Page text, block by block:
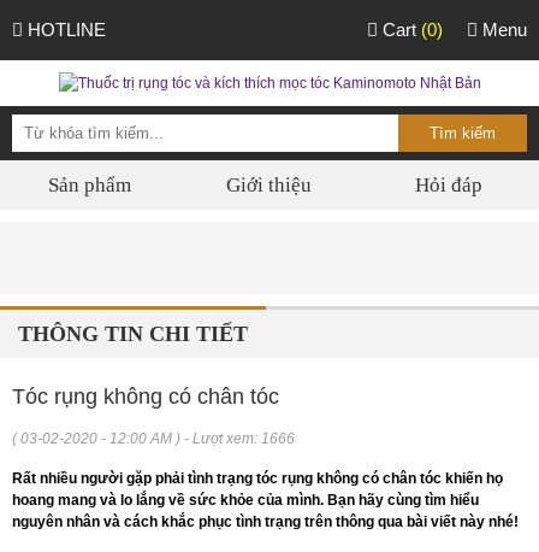
HOTLINE Menu
Cart (0)
Sản phẩm Giới thiệu Hỏi đáp
THÔNG TIN CHI TIẾT
Tóc rụng không có chân tóc
( 03-02-2020 - 12:00 AM ) - Lượt xem: 1666
Rất nhiều người gặp phải tình trạng tóc rụng không có chân tóc khiến họ
hoang mang và lo lắng về sức khỏe của mình. Bạn hãy cùng tìm hiểu
nguyên nhân và cách khắc phục tình trạng trên thông qua bài viết này nhé!